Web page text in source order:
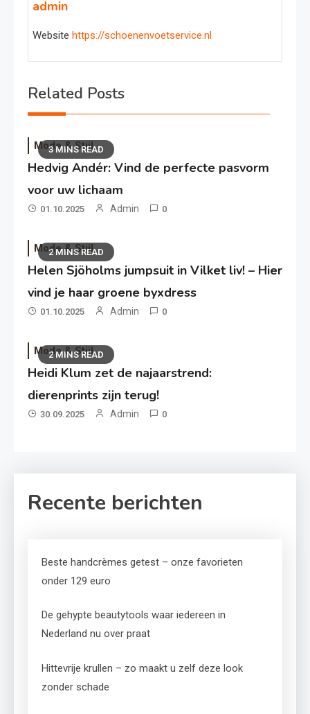
admin
Website https://schoenenvoetservice.nl
Related Posts
3 MINS READ
Mode & Stijl
Hedvig Andér: Vind de perfecte pasvorm
voor uw lichaam
01.10.2025 Admin 0
2 MINS READ
Mode & Stijl
Helen Sjöholms jumpsuit in Vilket liv! – Hier
vind je haar groene byxdress
01.10.2025 Admin 0
2 MINS READ
Mode & Stijl
Heidi Klum zet de najaarstrend:
dierenprints zijn terug!
30.09.2025 Admin 0
Recente berichten
Beste handcrèmes getest – onze favorieten
onder 129 euro
De gehypte beautytools waar iedereen in
Nederland nu over praat
Hittevrije krullen – zo maakt u zelf deze look
zonder schade